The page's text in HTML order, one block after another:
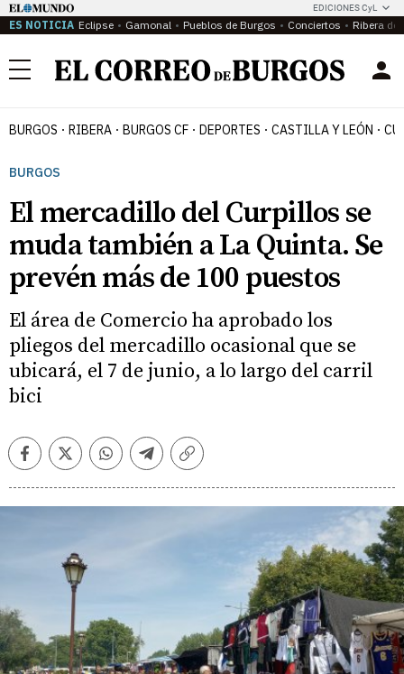
EDICIONES CyL
ES NOTICIA Eclipse Gamonal Pueblos de Burgos Conciertos Ribera del
Menú
BURGOS RIBERA BURGOS CF DEPORTES CASTILLA Y LEÓN
BURGOS
El mercadillo del Curpillos se
muda también a La Quinta. Se
prevén más de 100 puestos
El área de Comercio ha aprobado los
pliegos del mercadillo ocasional que se
ubicará, el 7 de junio, a lo largo del carril
bici
FacebookTwitterWhatsappTelegramCopiar